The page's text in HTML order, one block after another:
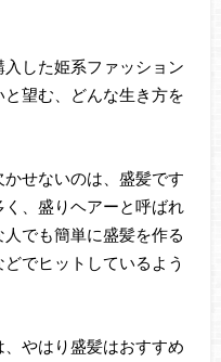
した姫系ファッション
望む、どんな生き方を
せないのは、盛髪です
、盛りヘアーと呼ばれ
でも簡単に盛髪を作る
でヒットしているよう
やはり盛髪はおすすめ